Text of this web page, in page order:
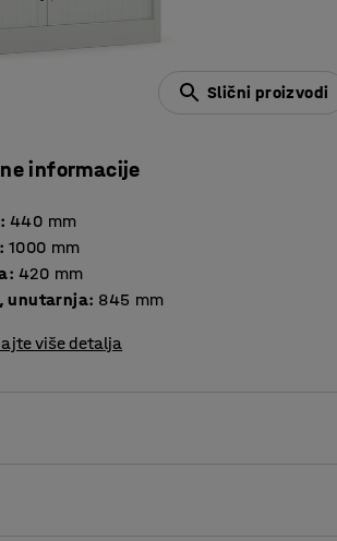
Slični proizvodi
informacije
: 440 mm
: 1000 mm
: 420 mm
unutarnja: 845 mm
više detalja
pristup cijelom ormaru.